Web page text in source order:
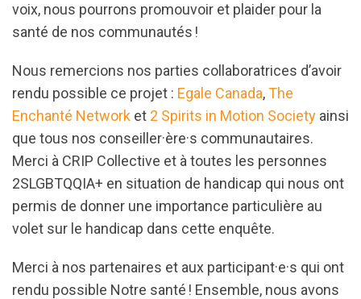
voix, nous pourrons promouvoir et plaider pour la
santé de nos communautés !
Nous remercions nos parties collaboratrices d’avoir
rendu possible ce projet : Egale Canada,The
Enchanté Network et 2 Spirits in Motion Society ainsi
que tous nos conseiller·ère·s communautaires.
Merci à CRIP Collective et à toutes les personnes
2SLGBTQQIA+ en situation de handicap qui nous ont
permis de donner une importance particulière au
volet sur le handicap dans cette enquête.
Merci à nos partenaires et aux participant·e·s qui ont
rendu possible Notre santé ! Ensemble, nous avons